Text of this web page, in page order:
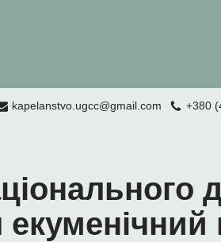
kapelanstvo.ugcc@gmail.com +380